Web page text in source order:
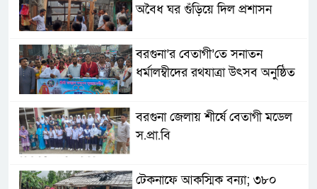
অবৈধ ঘর গুঁড়িয়ে দিল প্রশাসন
বরগুনা’র বেতাগী’তে সনাতন
ধর্মালম্বীদের রথযাত্রা উৎসব অনুষ্ঠিত
বরগুনা জেলায় শীর্ষে বেতাগী মডেল
স.প্রা.বি
টেকনাফে আকস্মিক বন্যা; ৩৮০